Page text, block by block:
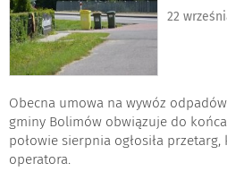
22
Obecna umowa na wywóz
gminy Bolimów obwiązuje do
połowie sierpnia ogłosiła
operatora.